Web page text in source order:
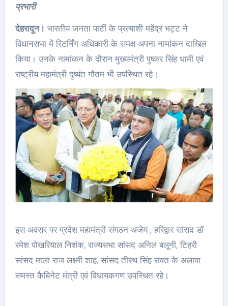
प्रभारी
देहरादून। भारतीय जनता पार्टी के प्रत्याशी महेंद्र भट्ट ने
विधानसभा में रिटर्निंग अधिकारी के समक्ष अपना नामांकन दाखिल
किया। उनके नामांकन के दौरान मुख्यमंत्री पुष्कर सिंह धामी एवं
राष्ट्रीय महामंत्री दुष्यंत गौतम भी उपस्थित रहे।
इस अवसर पर प्रदेश महामंत्री संगठन अजेय , हरिद्वार सांसद डॉ
रमेश पोखरियाल निशंक, राज्यसभा सांसद अनिल बलूनी, टिहरी
सांसद माला राज लक्ष्मी शाह, सांसद तीरथ सिंह रावत के अलावा
समस्त कैबिनेट मंत्री एवं विधायकगण उपस्थित रहे।